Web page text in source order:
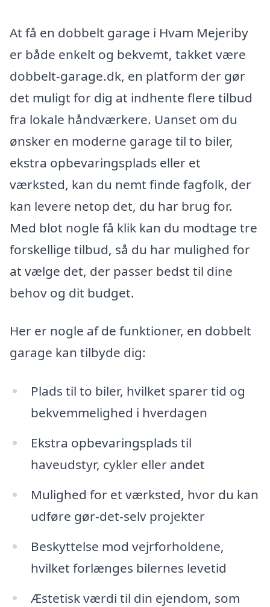
At få en dobbelt garage i Hvam Mejeriby
er både enkelt og bekvemt, takket være
dobbelt-garage.dk, en platform der gør
det muligt for dig at indhente flere tilbud
fra lokale håndværkere. Uanset om du
ønsker en moderne garage til to biler,
ekstra opbevaringsplads eller et
værksted, kan du nemt finde fagfolk, der
kan levere netop det, du har brug for.
Med blot nogle få klik kan du modtage tre
forskellige tilbud, så du har mulighed for
at vælge det, der passer bedst til dine
behov og dit budget.
Her er nogle af de funktioner, en dobbelt
garage kan tilbyde dig:
Plads til to biler, hvilket sparer tid og
bekvemmelighed i hverdagen
Ekstra opbevaringsplads til
haveudstyr, cykler eller andet
Mulighed for et værksted, hvor du kan
udføre gør-det-selv projekter
Beskyttelse mod vejrforholdene,
hvilket forlænges bilernes levetid
Æstetisk værdi til din ejendom, som